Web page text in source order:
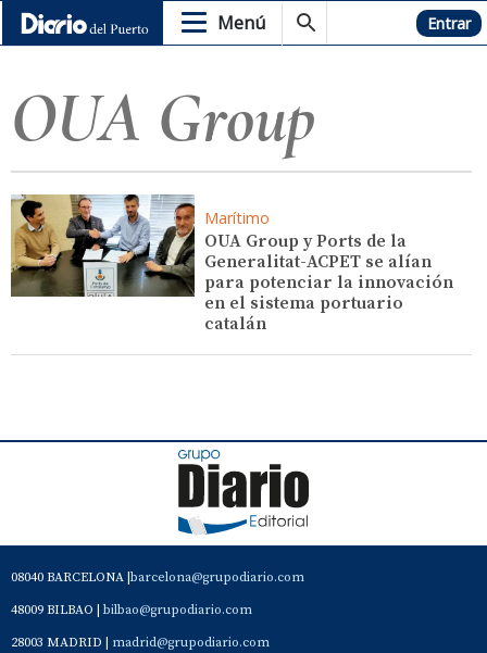
Menú Hemeroteca Entrar
OUA Group
Marítimo
OUA Group y Ports de la
Generalitat-ACPET se alían
para potenciar la innovación
en el sistema portuario
catalán
08040 BARCELONA | barcelona@grupodiario.com
48009 BILBAO | bilbao@grupodiario.com
28003 MADRID | madrid@grupodiario.com